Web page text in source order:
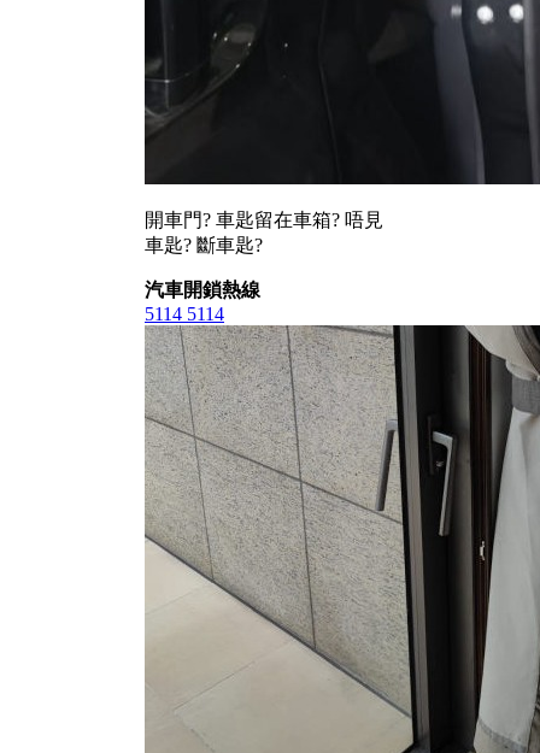
開車門? 車匙留在車箱? 唔見
車匙? 斷車匙?
汽車開鎖熱線
5114 5114